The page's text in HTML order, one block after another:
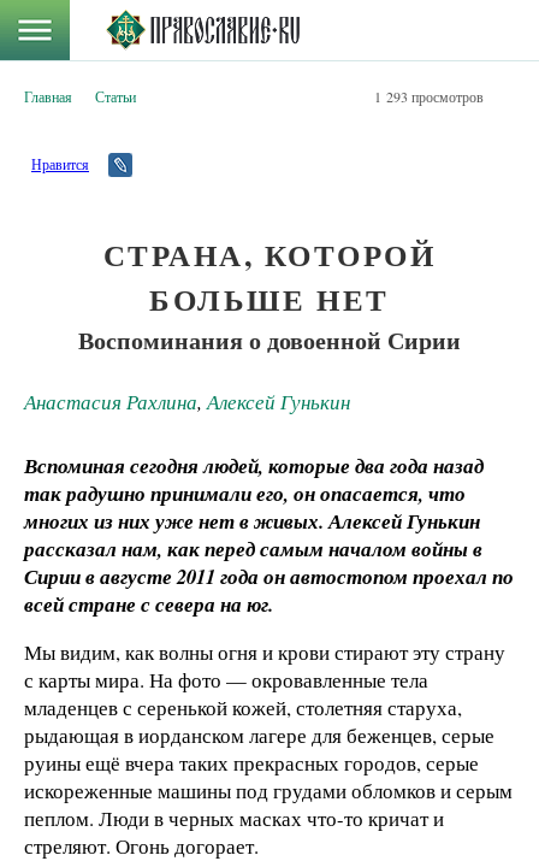
Главная Статьи 1 293 просмотров
Нравится
СТРАНА, КОТОРОЙ
БОЛЬШЕ НЕТ
Воспоминания о довоенной Сирии
Анастасия Рахлина,Алексей Гунькин
Вспоминая сегодня людей, которые два года назад
так радушно принимали его, он опасается, что
многих из них уже нет в живых. Алексей Гунькин
рассказал нам, как перед самым началом войны в
Сирии в августе 2011 года он автостопом проехал по
всей стране с севера на юг.
Мы видим, как волны огня и крови стирают эту страну
с карты мира. На фото —окровавленные тела
младенцев с серенькой кожей, столетняя старуха,
рыдающая в иорданском лагере для беженцев, серые
руины ещё вчера таких прекрасных городов, серые
искореженные машины под грудами обломков и серым
пеплом. Люди в черных масках что-то кричат и
стреляют. Огонь догорает.